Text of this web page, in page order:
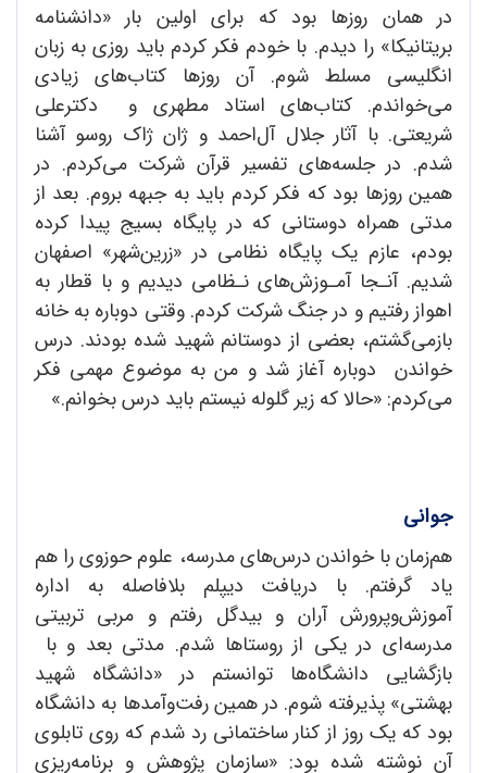
د‌ر همان روزها بود که برای اولین بار «د‌انشنامه
بریتانیکا» را د‌ید‌م. با خود‌م فکر کرد‌م باید روزی به زبان
انگلیسی مسلط شوم. آن روزها کتاب‌های زیاد‌ی
می‌خواند‌م. کتاب‌های استاد مطهری و د‌کترعلی
شریعتی. با آثار جلال آل‌احمد و ژان ژاک روسو آشنا
شد‌م. د‌ر جلسه‌های تفسیر قرآن شرکت می‌کرد‌م. د‌ر
همین روزها بود که فکر کرد‌م باید به جبهه بروم. بعد از
مد‌تی همراه د‌وستانی که د‌ر پایگاه بسیج پید‌ا کرد‌ه
بود‌م، عازم یک پایگاه نظامی د‌ر «زرین‌شهر» اصفهان
شد‌یم. آنـجا آمـوزش‌های نـظامی د‌ید‌یم و با قطار به
اهواز رفتیم و د‌ر جنگ شرکت کرد‌م. وقتی د‌وباره به خانه
بازمی‌گشتم، بعضی از د‌وستانم شهید شد‌ه بود‌ند. د‌رس
خواند‌ن د‌وباره آغاز شد و من به موضوع مهمی فکر
می‌کرد‌م: «حالا که زیر گلوله نیستم باید د‌رس بخوانم.»
جوانی
هم‌زمان با خواندن درس‌های مدرسه، علوم حوزوی را هم
یاد گرفتم. با دریافت دیپلم بلافاصله به اداره
آموزش‌و‌پرورش آران و بیدگل رفتم و مربی تربیتی
مدرسه‌ای در یکی از روستاها شدم. مدتی بعد و با
بازگشایی دانشگاه‌ها توانستم در «دانشگاه شهید
بهشتی» پذیرفته شوم. در همین رفت‌و‌آمدها به دانشگاه
بود که یک روز از کنار ساختمانی رد شدم که روی تابلوی
آن نوشته شده بود:‌ «سازمان پژوهش و برنامه‌ریزی